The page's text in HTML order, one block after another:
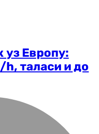
уз Европу:
h, таласи и до